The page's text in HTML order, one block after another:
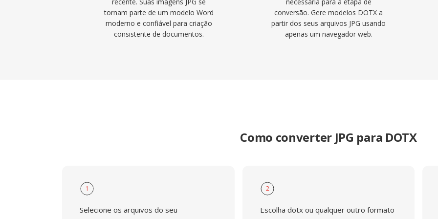
tornam parte de um modelo Word
moderno e confiável para criação
consistente de documentos.
conversão. Gere modelos DOTX a
partir dos seus arquivos JPG usando
apenas um navegador web.
Como converter JPG para DOTX
1
Selecione os arquivos do seu
2
Escolha dotx ou qualquer outro formato